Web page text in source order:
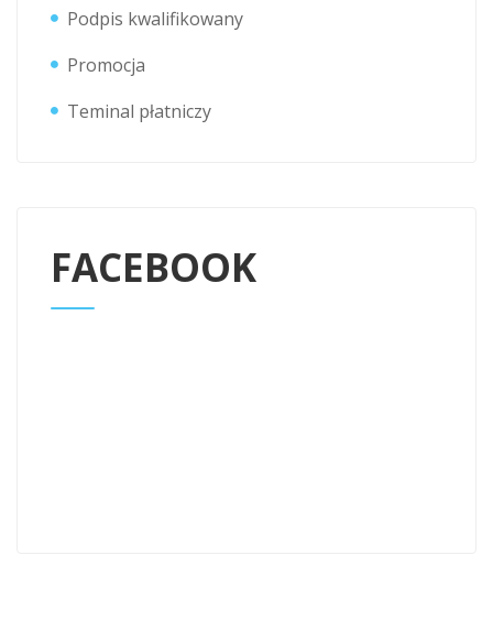
Podpis kwalifikowany
Promocja
Teminal płatniczy
FACEBOOK